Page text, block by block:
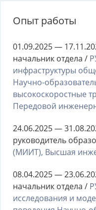
Опыт работы
01.09.2025 —
начальник отдела /
инфраструктуры
Научно-
высокоскоростные
Передовой
24.06.2025 —
руководитель
(МИИТ), Высшая
08.04.2025 —
начальник отдела /
исследования и